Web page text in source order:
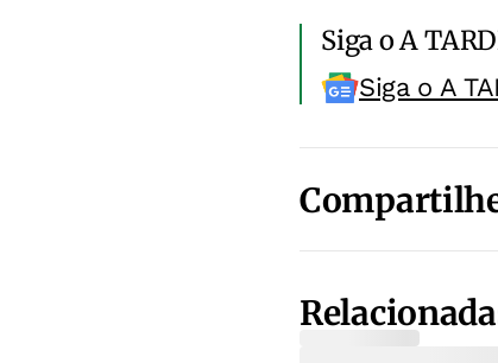
Siga o A
Siga o A